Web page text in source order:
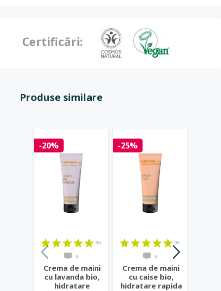
Certificări:
Produse similare
-20%
(0)
0
Crema de maini
cu lavanda bio,
hidratare
-25%
(0)
0
Crema de maini
cu caise bio,
hidratare rapida